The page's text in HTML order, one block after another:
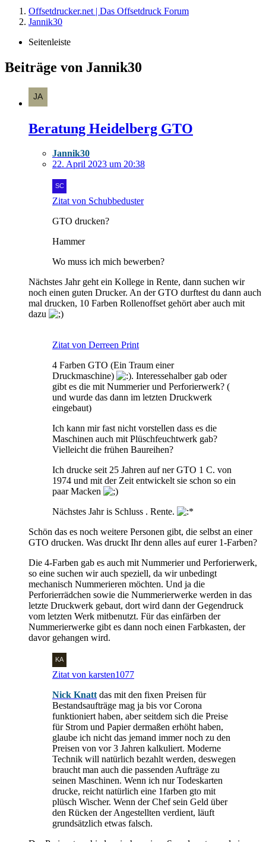
Offsetdrucker.net | Das Offsetdruck Forum
Jannik30
Seitenleiste
Beiträge von Jannik30
Beratung Heidelberg GTO
Jannik30
22. April 2023 um 20:38
Zitat von Schubbeduster
GTO drucken?
Hammer
Wo muss ich mich bewerben?
Nächstes Jahr geht ein Kollege in Rente, dann suchen wir
noch einen guten Drucker. An der GTO durftest du dann auch
mal drucken, 10 Farben Rollenoffset gehört aber auch mit
dazu
Zitat von Derreen Print
4 Farben GTO (Ein Traum einer
Druckmaschine)
. Interessehalber gab oder
gibt es die mit Nummerier und Perforierwerk? (
und wurde das dann im letzten Druckwerk
eingebaut)
Ich kann mir fast nicht vorstellen dass es die
Maschinen auch mit Plüschfeuchtwerk gab?
Vielleicht die frühen Baureihen?
Ich drucke seit 25 Jahren auf ner GTO 1 C. von
1974 und mit der Zeit entwickelt sie schon so ein
paar Macken
Nächstes Jahr is Schluss . Rente.
Schön das es noch weitere Personen gibt, die selbst an einer
GTO drucken. Was druckt Ihr denn alles auf eurer 1-Farben?
Die 4-Farben gab es auch mit Nummerier und Perforierwerk,
so eine suchen wir auch speziell, da wir unbedingt
mechanisch Nummerieren möchten. Und ja die
Perforierrädchen sowie die Nummerierwerke werden in das
letzte Druckwerk gebaut, dort wird dann der Gegendruck
vom letzten Werk mitbenutzt. Für das einfärben der
Nummerierwerke gibt es dann noch einen Farbkasten, der
davor gehangen wird.
Zitat von karsten1077
Nick Knattdas mit den fixen Preisen für
Bestandsaufträge mag ja bis vor Corona
funktioniert haben, aber seitdem sich die Preise
für Strom und Papier dermaßen erhöht haben,
glaube ich nicht das jemand immer noch zu den
Preisen von vor 3 Jahren kalkuliert. Moderne
Technik will natürlich bezahlt werden, deswegen
braucht man auch die passenden Aufträge zu
seinen Maschinen. Wenn ich nur Todeskarten
drucke, reicht natürlich eine 1farben gto mit
plüsch Wischer. Wenn der Chef sein Geld über
den Rücken der Angestellten verdient, läuft
grundsätzlich etwas falsch.